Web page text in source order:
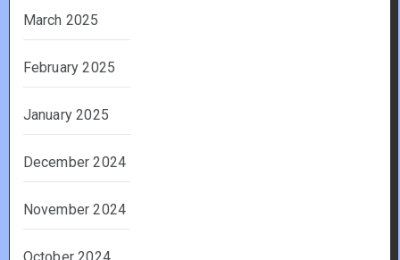
March 2025
February 2025
January 2025
December 2024
November 2024